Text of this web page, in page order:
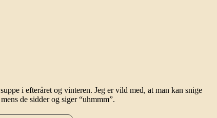
i efteråret og vinteren. Jeg er vild med, at man kan snige
de sidder og siger “uhmmm”.